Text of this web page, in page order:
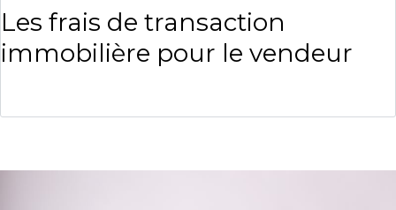
Les frais de transaction
immobilière pour le vendeur